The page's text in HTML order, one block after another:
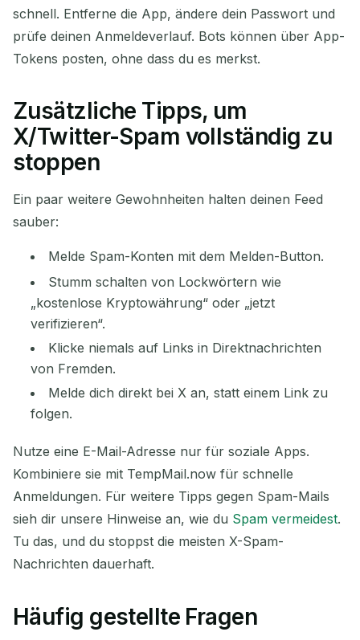
schnell. Entferne die App, ändere dein Passwort und
prüfe deinen Anmeldeverlauf. Bots können über App-
Tokens posten, ohne dass du es merkst.
Zusätzliche Tipps, um
X/Twitter-Spam vollständig zu
stoppen
Ein paar weitere Gewohnheiten halten deinen Feed
sauber:
Melde Spam-Konten mit dem Melden-Button.
Stumm schalten von Lockwörtern wie
„kostenlose Kryptowährung“ oder „jetzt
verifizieren“.
Klicke niemals auf Links in Direktnachrichten
von Fremden.
Melde dich direkt bei X an, statt einem Link zu
folgen.
Nutze eine E-Mail-Adresse nur für soziale Apps.
Kombiniere sie mit TempMail.now für schnelle
Anmeldungen. Für weitere Tipps gegen Spam-Mails
sieh dir unsere Hinweise an, wie du Spam vermeidest.
Tu das, und du stoppst die meisten X-Spam-
Nachrichten dauerhaft.
Häufig gestellte Fragen